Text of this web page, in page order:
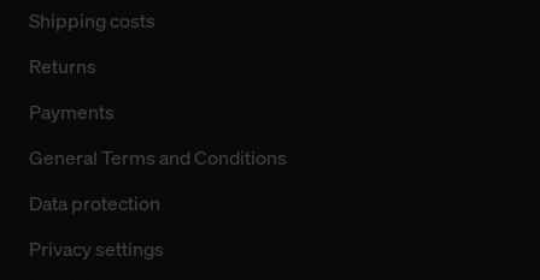
Shipping costs
Returns
Payments
General Terms and Conditions
Data protection
Privacy settings